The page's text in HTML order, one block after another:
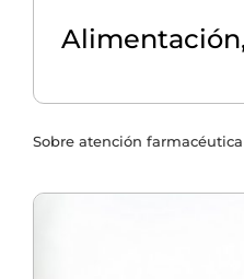
Sobre atención farmacéutica